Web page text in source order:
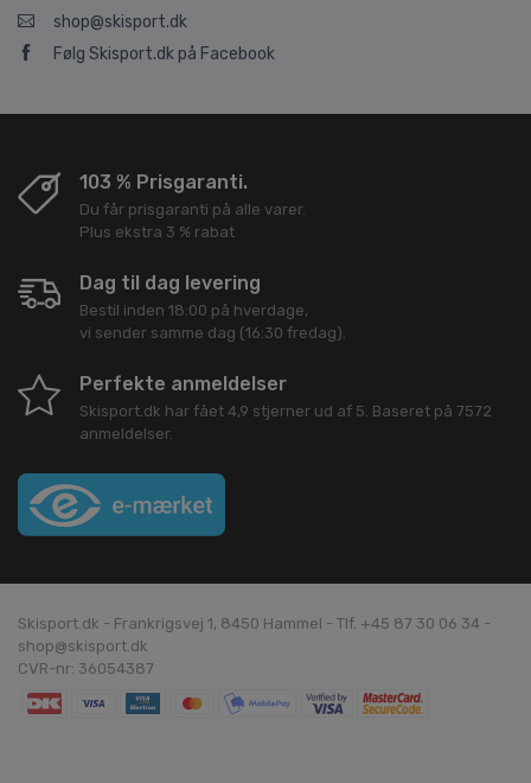
shop@skisport.dk
Følg Skisport.dk på Facebook
103 % Prisgaranti.
Du får prisgaranti på alle varer.
Plus ekstra 3 % rabat
Dag til dag levering
Bestil inden 18:00 på hverdage,
vi sender samme dag (16:30 fredag).
Perfekte anmeldelser
Skisport.dk har fået 4,9 stjerner ud af 5. Baseret på 7572
anmeldelser.
Skisport.dk - Frankrigsvej 1, 8450 Hammel - Tlf. +45 87 30 06 34 -
shop@skisport.dk
CVR-nr: 36054387